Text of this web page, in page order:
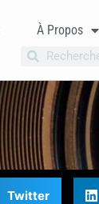
À Propos
Twitter